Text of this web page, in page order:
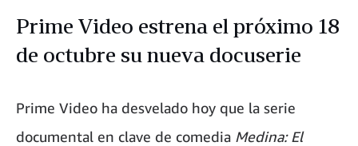
Prime Video estrena el próximo 18
de octubre su nueva docuserie
Prime Video ha desvelado hoy que la serie
documental en clave de comedia Medina: El